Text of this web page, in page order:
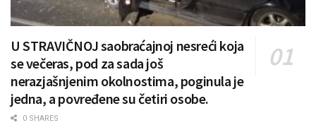
U STRAVIČNOJ saobraćajnoj nesreći koja
se večeras, pod za sada još
nerazjašnjenim okolnostima, poginula je
jedna, a povređene su četiri osobe.
0 SHARES